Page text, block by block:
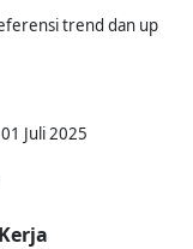
trend dan up
Juli 2025